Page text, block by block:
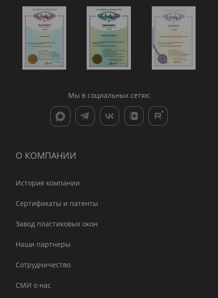
Мы в социальных сетях:
О КОМПАНИИ
История компании
Сертификаты и патенты
Завод пластиковых окон
Наши партнеры
Сотрудничество
СМИ о нас